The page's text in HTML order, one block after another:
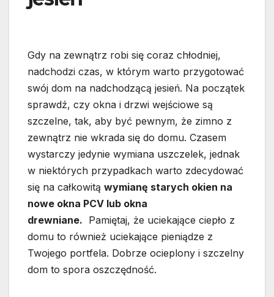
Gdy na zewnątrz robi się coraz chłodniej,
nadchodzi czas, w którym warto przygotować
swój dom na nadchodzącą jesień. Na początek
sprawdź, czy okna i drzwi wejściowe są
szczelne, tak, aby być pewnym, że zimno z
zewnątrz nie wkrada się do domu. Czasem
wystarczy jedynie wymiana uszczelek, jednak
w niektórych przypadkach warto zdecydować
się na całkowitą wymianę starych okien na
nowe okna PCV lub okna
drewniane. Pamiętaj, że uciekające ciepło z
domu to również uciekające pieniądze z
Twojego portfela. Dobrze ocieplony i szczelny
dom to spora oszczędność.